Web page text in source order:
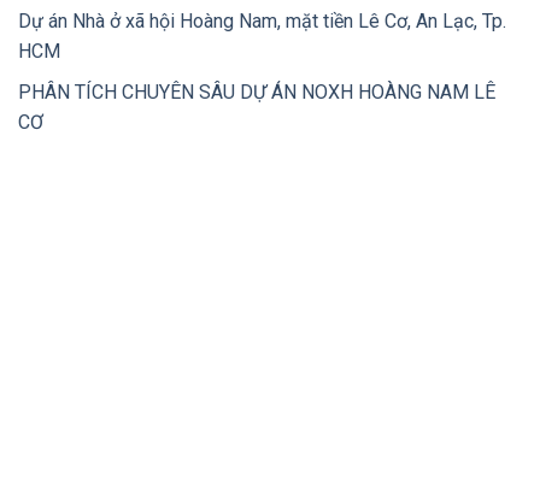
Dự án Nhà ở xã hội Hoàng Nam, mặt tiền Lê Cơ, An Lạc, Tp.
HCM
PHÂN TÍCH CHUYÊN SÂU DỰ ÁN NOXH HOÀNG NAM LÊ
CƠ